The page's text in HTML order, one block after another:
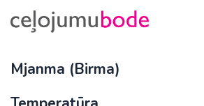
Mjanma (Birma)